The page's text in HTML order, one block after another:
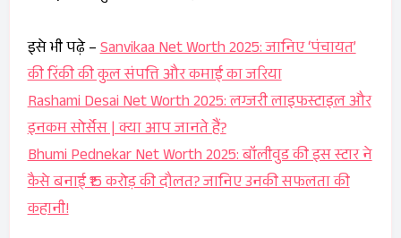
इसे भी पढ़े –Sanvikaa Net Worth 2025: जानिए ‘पंचायत’
की रिंकी की कुल संपत्ति और कमाई का जरिया
Rashami Desai Net Worth 2025: लग्जरी लाइफस्टाइल और
इनकम सोर्सेस | क्या आप जानते हैं?
Bhumi Pednekar Net Worth 2025: बॉलीवुड की इस स्टार ने
कैसे बनाई ₹15 करोड़ की दौलत? जानिए उनकी सफलता की
कहानी!